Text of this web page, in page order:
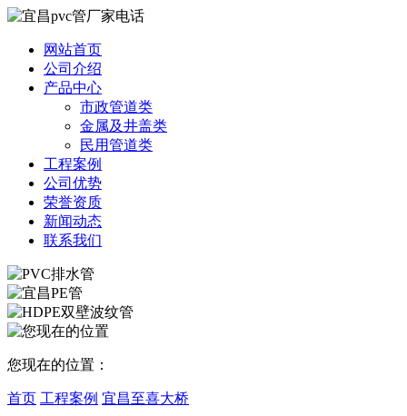
网站首页
公司介绍
产品中心
市政管道类
金属及井盖类
民用管道类
工程案例
公司优势
荣誉资质
新闻动态
联系我们
您现在的位置：
首页 工程案例 宜昌至喜大桥